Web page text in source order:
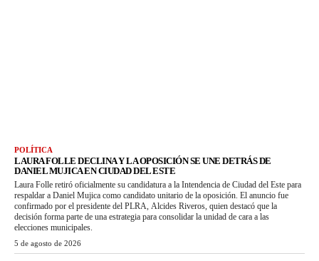
POLÍTICA
LAURA FOLLE DECLINA Y LA OPOSICIÓN SE UNE DETRÁS DE
DANIEL MUJICA EN CIUDAD DEL ESTE
Laura Folle retiró oficialmente su candidatura a la Intendencia de Ciudad del Este para
respaldar a Daniel Mujica como candidato unitario de la oposición. El anuncio fue
confirmado por el presidente del PLRA, Alcides Riveros, quien destacó que la
decisión forma parte de una estrategia para consolidar la unidad de cara a las
elecciones municipales.
5 de agosto de 2026